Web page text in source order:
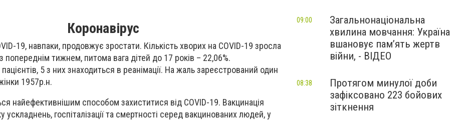
Коронавірус
19, навпаки, продовжує зростати. Кількість хворих на COVID-19 зросла
попереднім тижнем, питома вага дітей до 17 років – 22,06%.
пацієнтів, 5 з них знаходиться в реанімації. На жаль зареєстрований один
1957р.н.
найефективнішим способом захиститися від COVID-19. Вакцинація
ускладнень, госпіталізації та смертності серед вакцинованих людей, у
Загальнонаціональна
хвилина мовчання: Україна
вшановує пам’ять жертв
війни, - ВІДЕО
09:00
Протягом минулої доби
зафіксовано 223 бойових
зіткнення
08:38